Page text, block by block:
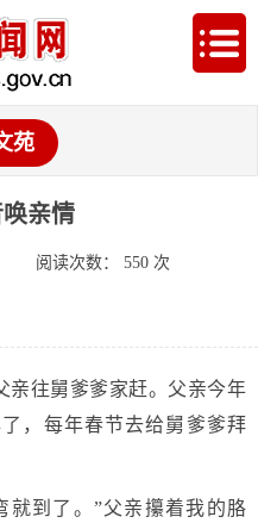
苑
亲情
阅读次数： 550 次
亲往舅爹爹家赶。父亲今年
，每年春节去给舅爹爹拜
就到了。”父亲攥着我的胳